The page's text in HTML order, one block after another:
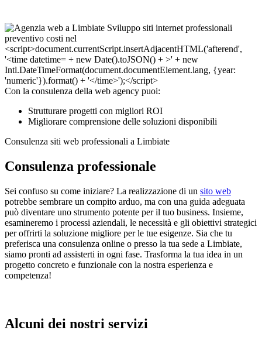
Con la consulenza della web agency puoi:
Strutturare progetti con migliori ROI
Migliorare comprensione delle soluzioni disponibili
Consulenza siti web professionali a Limbiate
Consulenza professionale
Sei confuso su come iniziare? La realizzazione di un sito web
potrebbe sembrare un compito arduo, ma con una guida adeguata
può diventare uno strumento potente per il tuo business. Insieme,
esamineremo i processi aziendali, le necessità e gli obiettivi strategici
per offrirti la soluzione migliore per le tue esigenze. Sia che tu
preferisca una consulenza online o presso la tua sede a Limbiate,
siamo pronti ad assisterti in ogni fase. Trasforma la tua idea in un
progetto concreto e funzionale con la nostra esperienza e
competenza!
Alcuni dei nostri servizi